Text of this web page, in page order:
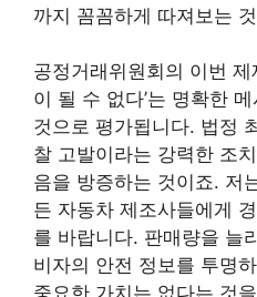
까지 꼼꼼하게 따져보는
공정거래위원회의 이번
이 될 수 없다’는 명확한
것으로 평가됩니다. 법정
찰 고발이라는 강력한 조
음을 방증하는 것이죠. 저
든 자동차 제조사들에게
를 바랍니다. 판매량을 늘
비자의 안전 정보를 투명